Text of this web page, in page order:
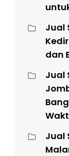
Jual
dan
Jual
Jual